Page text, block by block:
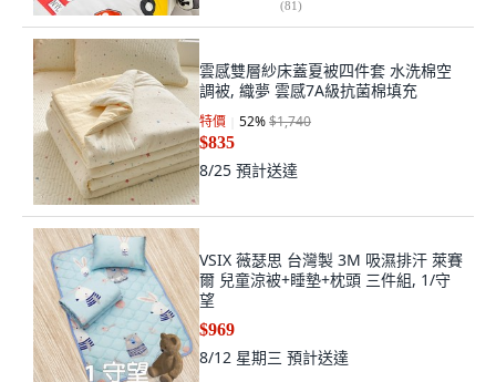
(81)
雲感雙層紗床蓋夏被四件套 水洗棉空
調被, 織夢 雲感7A級抗菌棉填充
特價 52%$1,740
$835
8/25 預計送達
VSIX 薇瑟思 台灣製 3M 吸濕排汗 萊賽
爾 兒童涼被+睡墊+枕頭 三件組, 1/守
望
$969
8/12 星期三 預計送達